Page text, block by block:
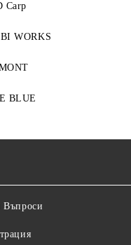
Carp
WORKS
BLUE
Въпроси